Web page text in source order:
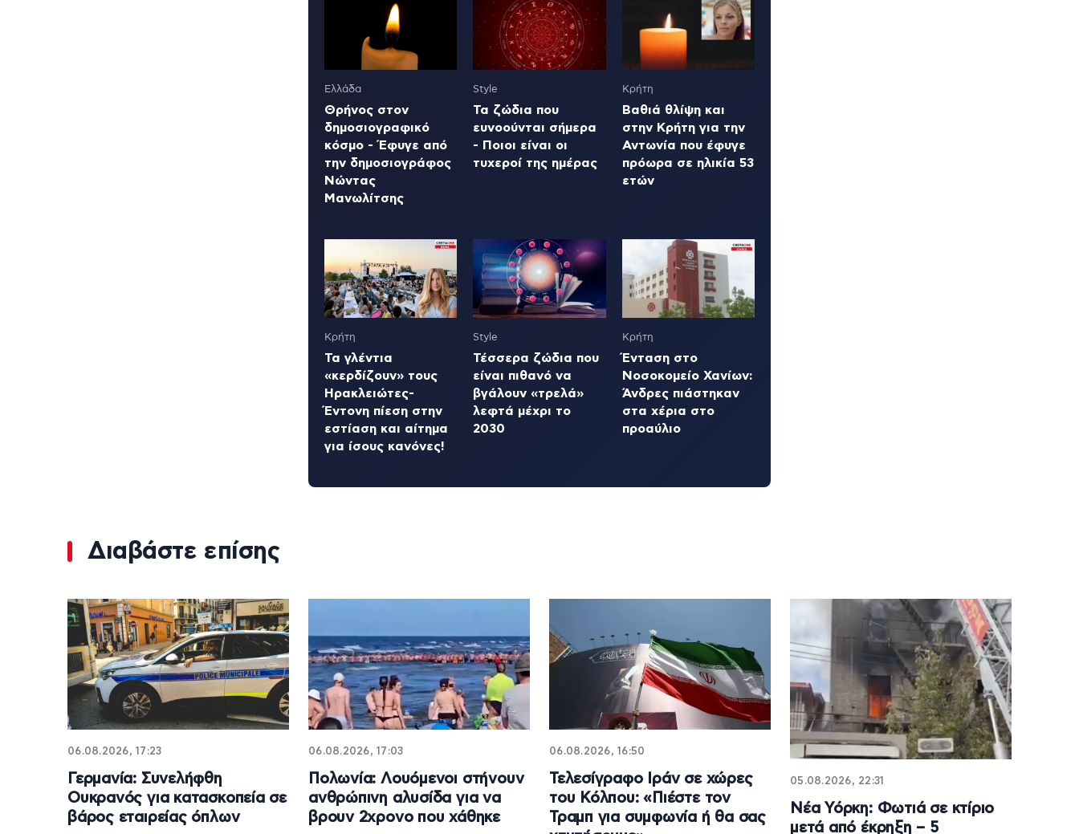
Ελλάδα
Θρήνος στον
δημοσιογραφικό
κόσμο - Έφυγε από
την δημοσιογράφος
Νώντας
Μανωλίτσης
Style
Τα ζώδια που
ευνοούνται σήμερα
- Ποιοι είναι οι
τυχεροί της ημέρας
Κρήτη
Βαθιά θλίψη και
στην Κρήτη για την
Αντωνία που έφυγε
πρόωρα σε ηλικία 53
ετών
Κρήτη
Τα γλέντια
«κερδίζουν» τους
Ηρακλειώτες-
Έντονη πίεση στην
εστίαση και αίτημα
για ίσους κανόνες!
Style
Τέσσερα ζώδια που
είναι πιθανό να
βγάλουν «τρελά»
λεφτά μέχρι το
2030
Κρήτη
Ένταση στο
Νοσοκομείο Χανίων:
Άνδρες πιάστηκαν
στα χέρια στο
προαύλιο
Διαβάστε επίσης
06.08.2026, 17:23
Γερμανία: Συνελήφθη
Ουκρανός για κατασκοπεία σε
βάρος εταιρείας όπλων
06.08.2026, 17:03
Πολωνία: Λουόμενοι στήνουν
ανθρώπινη αλυσίδα για να
βρουν 2χρονο που χάθηκε
06.08.2026, 16:50
Τελεσίγραφο Ιράν σε χώρες
του Κόλπου: «Πιέστε τον
Τραμπ για συμφωνία ή θα σας
05.08.2026, 22:31
Νέα Υόρκη: Φωτιά σε κτίριο
μετά από έκρηξη – 5